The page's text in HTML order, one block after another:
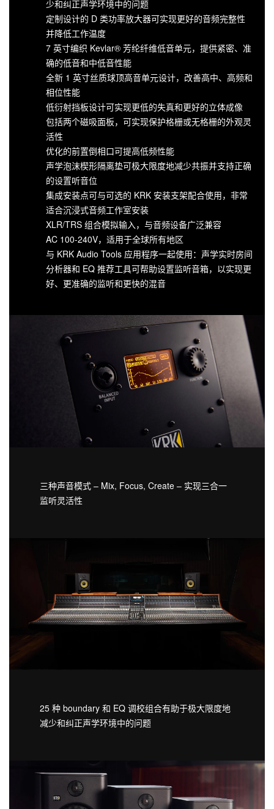
少和纠正声学环境中的问题
定制设计的 D 类功率放大器可实现更好的音频完整性
并降低工作温度
7 英寸编织 Kevlar® 芳纶纤维低音单元，提供紧密、准
确的低音和中低音性能
全新 1 英寸丝质球顶高音单元设计，改善高中、高频和
相位性能
低衍射挡板设计可实现更低的失真和更好的立体成像
包括两个磁吸面板，可实现保护格栅或无格栅的外观灵
活性
优化的前置倒相口可提高低频性能
声学泡沫楔形隔离垫可极大限度地减少共振并支持正确
的设置听音位
集成安装点可与可选的 KRK 安装支架配合使用，非常
适合沉浸式音频工作室安装
XLR/TRS 组合模拟输入，与音频设备广泛兼容
AC 100-240V，适用于全球所有地区
与 KRK Audio Tools 应用程序一起使用：声学实时房间
分析器和 EQ 推荐工具可帮助设置监听音箱，以实现更
好、更准确的监听和更快的混音
三种声音模式 – Mix, Focus, Create – 实现三合一
监听灵活性
25 种 boundary 和 EQ 调校组合有助于极大限度地
减少和纠正声学环境中的问题